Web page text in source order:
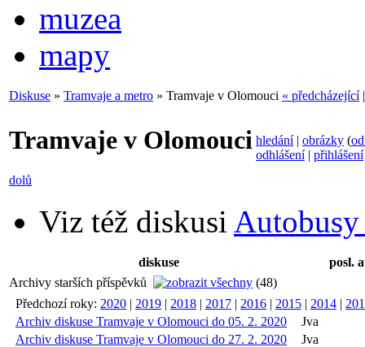
muzea
mapy
Diskuse » Tramvaje a metro » Tramvaje v Olomouci « předcházející
Tramvaje v Olomouci
dolů
hledání| obrázky (
odhlášení| přihlášení
Viz též diskusi
diskuse
posl.
Archivy starších příspěvků
(48)
Předchozí roky: 2020 | 2019 | 2018 | 2017 | 2016 | 2015 | 2014 |
Archiv diskuse Tramvaje v Olomouci do 05. 2. 2020
Jva
Archiv diskuse Tramvaje v Olomouci do 27. 2. 2020
Jva